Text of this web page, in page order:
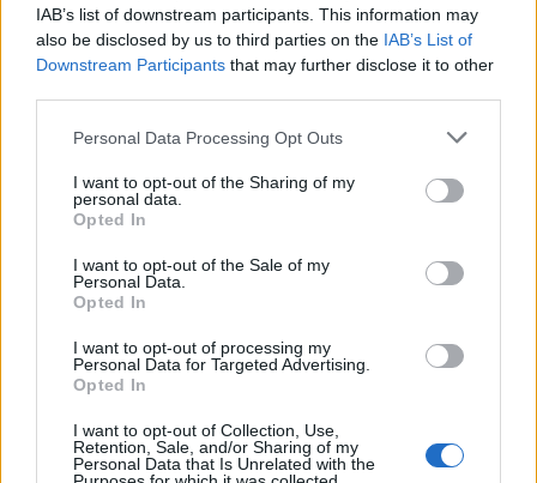
IAB’s list of downstream participants. This information may
also be disclosed by us to third parties on the IAB’s List of
Downstream Participants that may further disclose it to other
Personal Data Processing Opt Outs
I want to opt-out of the Sharing of my
personal data.
Opted In
I want to opt-out of the Sale of my
Personal Data.
Opted In
I want to opt-out of processing my
Personal Data for Targeted Advertising.
Opted In
I want to opt-out of Collection, Use,
Retention, Sale, and/or Sharing of my
Personal Data that Is Unrelated with the
VER MAIS
ARTIGOS RECENTES
Covilhã: Especialista aponta investimento estrangeiro e
valorização imobiliária como motores do crescimento da
Beira Interior
Rio de Janeiro: Governo do Estado propõe parceria com a
FUNCEX para “reforçar inteligência sobre comércio
exterior”
Esposende acolhe festival de kitesurf